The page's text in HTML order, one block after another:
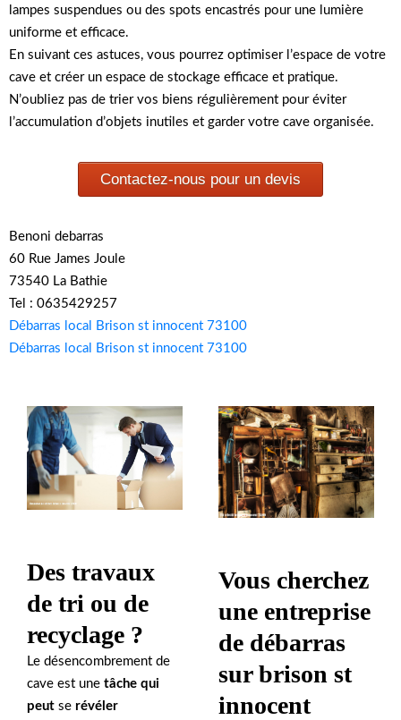
lampes suspendues ou des spots encastrés pour une lumière
uniforme et efficace.
En suivant ces astuces, vous pourrez optimiser l’espace de votre
cave et créer un espace de stockage efficace et pratique.
N’oubliez pas de trier vos biens régulièrement pour éviter
l’accumulation d’objets inutiles et garder votre cave organisée.
Contactez-nous pour un devis
Benoni debarras
60 Rue James Joule
73540 La Bathie
Tel : 0635429257
Débarras local Brison st innocent 73100
Débarras local Brison st innocent 73100
Des travaux
de tri ou de
recyclage ?
Le désencombrement de
cave est une tâche qui
peut se révéler
Vous cherchez
une entreprise
de débarras
sur brison st
innocent